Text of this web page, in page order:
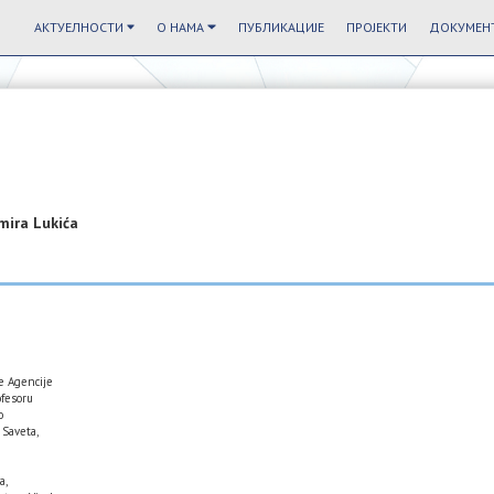
АКТУЕЛНОСТИ О НАМА ПУБЛИКАЦИЈЕ ПРОЈЕКТИ
Lukića
Agencije